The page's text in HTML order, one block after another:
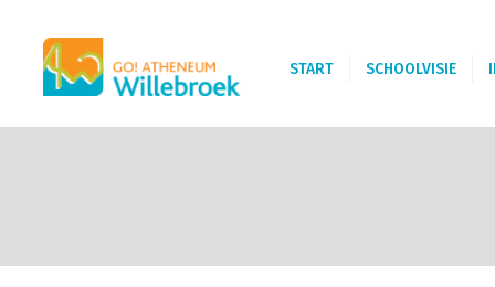
START SCHOOLVISIE